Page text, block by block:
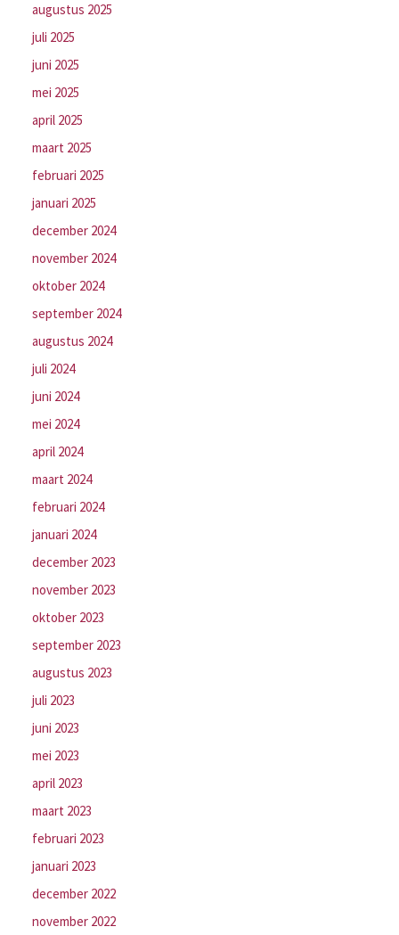
augustus 2025
juli 2025
juni 2025
mei 2025
april 2025
maart 2025
februari 2025
januari 2025
december 2024
november 2024
oktober 2024
september 2024
augustus 2024
juli 2024
juni 2024
mei 2024
april 2024
maart 2024
februari 2024
januari 2024
december 2023
november 2023
oktober 2023
september 2023
augustus 2023
juli 2023
juni 2023
mei 2023
april 2023
maart 2023
februari 2023
januari 2023
december 2022
november 2022